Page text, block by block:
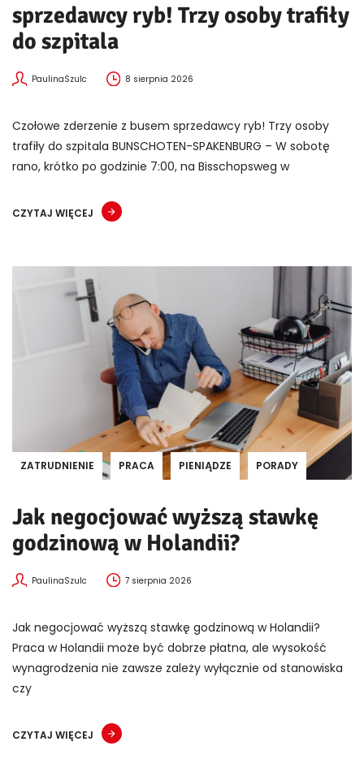
sprzedawcy ryb! Trzy osoby trafiły
do szpitala
PaulinaSzulc 8 sierpnia 2026
Czołowe zderzenie z busem sprzedawcy ryb! Trzy osoby
trafiły do szpitala BUNSCHOTEN-SPAKENBURG – W sobotę
rano, krótko po godzinie 7:00, na Bisschopsweg w
CZYTAJ WIĘCEJ
ZATRUDNIENIE PRACA PIENIĄDZE PORADY
Jak negocjować wyższą stawkę
godzinową w Holandii?
PaulinaSzulc 7 sierpnia 2026
Jak negocjować wyższą stawkę godzinową w Holandii?
Praca w Holandii może być dobrze płatna, ale wysokość
wynagrodzenia nie zawsze zależy wyłącznie od stanowiska
czy
CZYTAJ WIĘCEJ